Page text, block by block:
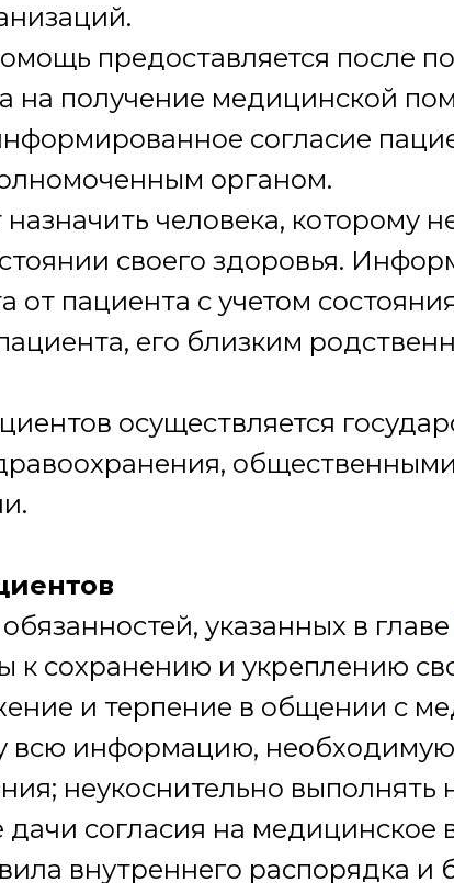
предоставляется после
на получение медицинской
согласие
органом.
человека, которому
своего здоровья.
от пациента с учетом
пациента, его близким
осуществляется
указанных в главе
к сохранению и укреплению
и терпение в общении с
всю информацию, необходимую
неукоснительно
дачи согласия на медицинское
внутреннего распорядка и